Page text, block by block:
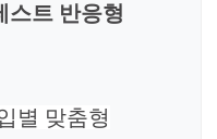
스트 반응형
별 맞춤형